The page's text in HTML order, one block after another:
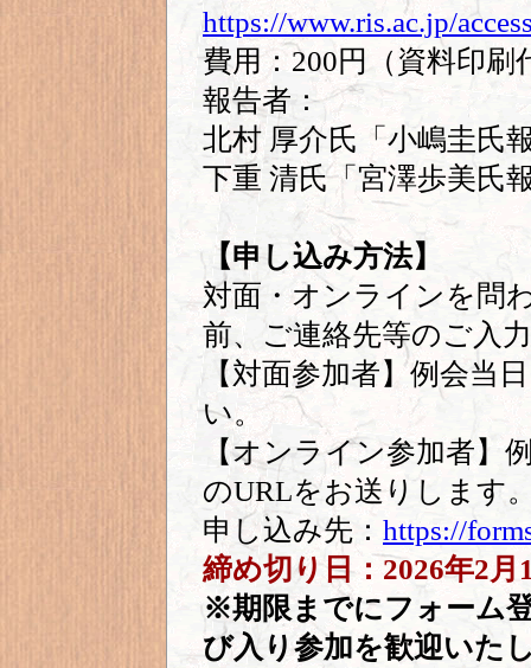
https://www.ris.ac.jp/
費用：200円（資料印刷
報告者：
北村 厚介氏「小嶋圭氏
下重 清氏「宮澤歩美氏
【申し込み方法】
対面・オンラインを問
前、ご連絡先等のご入
【対面参加者】例会当
い。
【オンライン参加者】
のURLをお送りします
申し込み先： https://
締め切り日：2026年2月
※期限までにフォーム
び入り参加を歓迎いた